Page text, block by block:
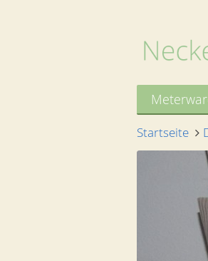
Startseite